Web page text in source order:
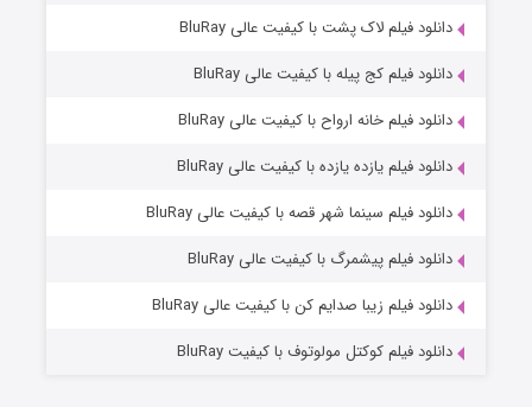
دانلود فیلم لاک پشت با کیفیت عالی BluRay
دانلود فیلم کج‌ پیله با کیفیت عالی BluRay
دانلود فیلم خانه ارواح با کیفیت عالی BluRay
دانلود فیلم یازده یازده با کیفیت عالی BluRay
دانلود فیلم سینما شهر قصه با کیفیت عالی BluRay
دانلود فیلم پیشمرگ با کیفیت عالی BluRay
دانلود فیلم زیبا صدایم کن با کیفیت عالی BluRay
دانلود فیلم کوکتل مولوتوف با کیفیت BluRay